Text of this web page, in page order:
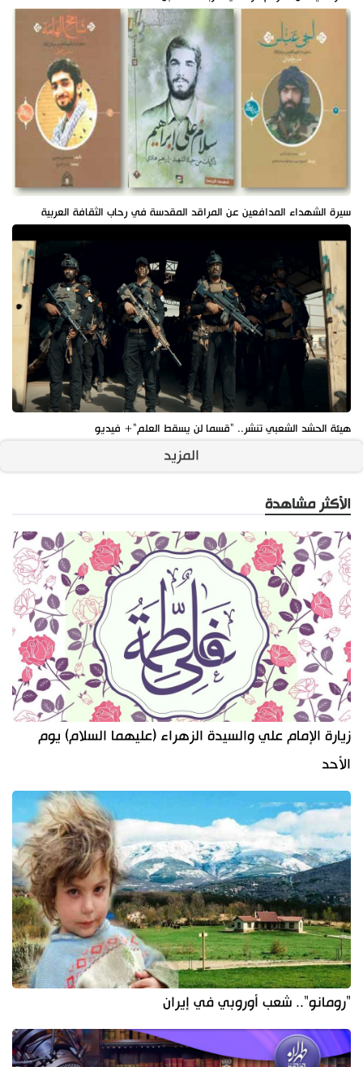
سيرة الشهداء المدافعين عن المراقد المقدسة في رحاب الثقافة العربية
هيئة الحشد الشعبي تنشر.. "قسما لن يسقط العلم"+ فيديو
المزيد
الأكثر مشاهدة
زيارة الإمام علي والسيدة الزهراء (عليهما السلام) يوم
الأحد
"رومانو".. شعب أوروبي في إيران